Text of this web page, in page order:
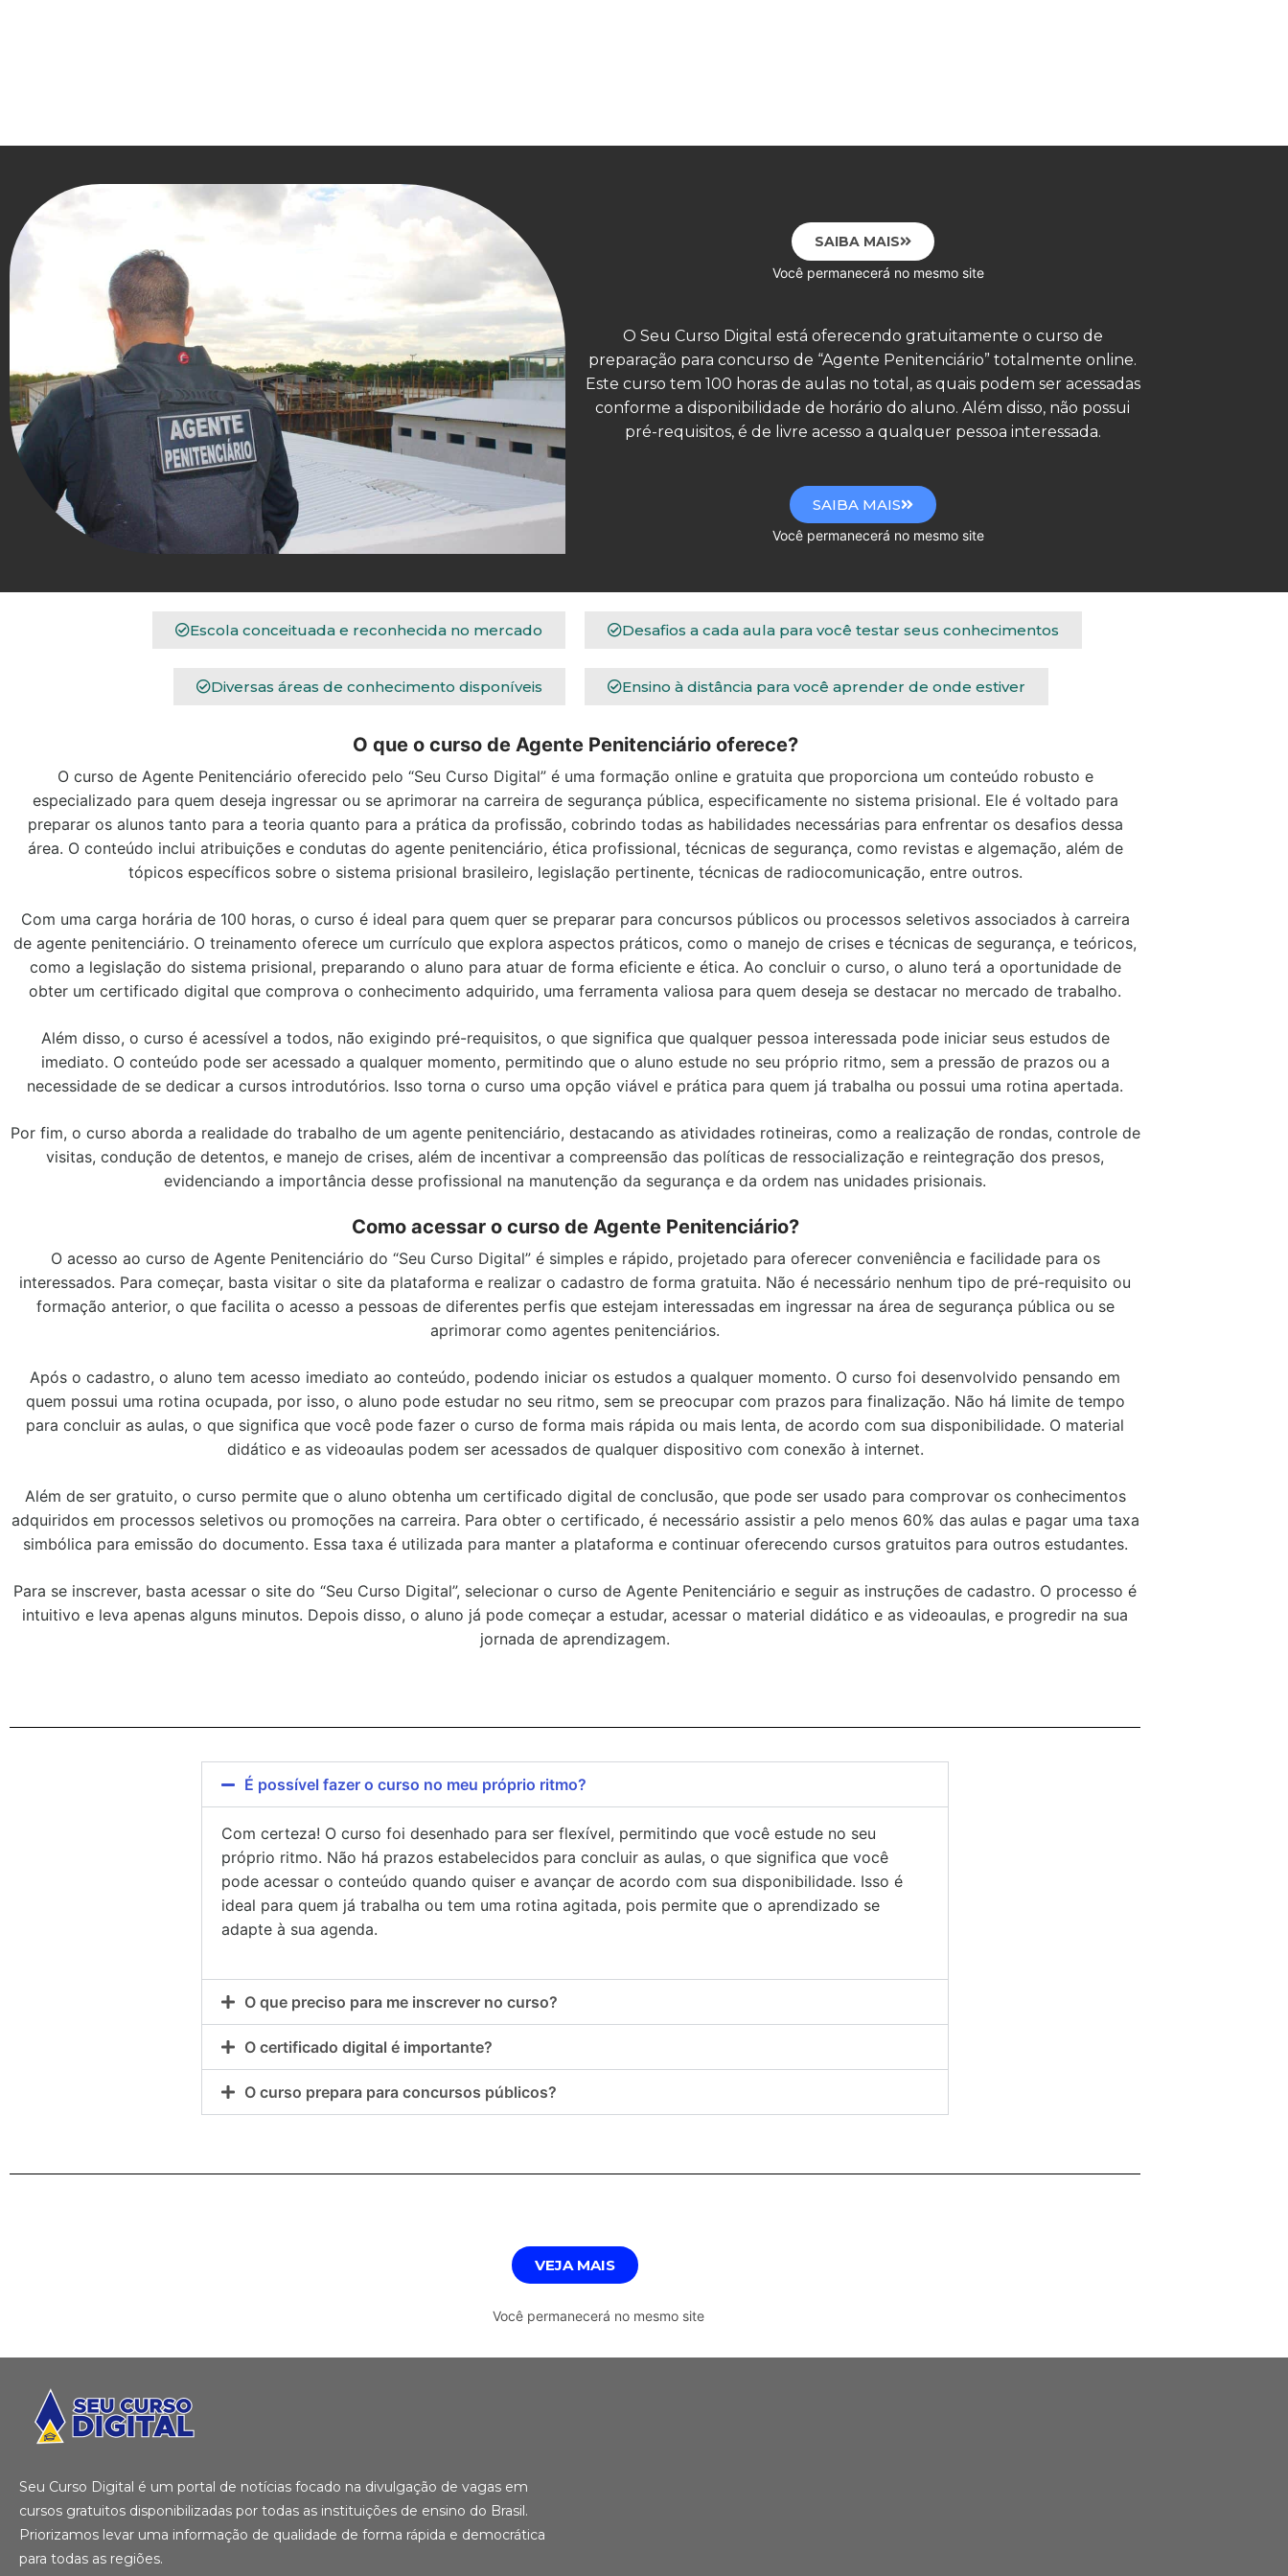
SAIBA MAIS
Você permanecerá no mesmo site
O Seu Curso Digital está oferecendo gratuitamente o curso de
preparação para concurso de “Agente Penitenciário” totalmente online.
Este curso tem 100 horas de aulas no total, as quais podem ser acessadas
conforme a disponibilidade de horário do aluno. Além disso, não possui
pré-requisitos, é de livre acesso a qualquer pessoa interessada.
SAIBA MAIS
Você permanecerá no mesmo site
Escola conceituada e reconhecida no mercado Desafios a cada aula para você testar seus conhecimentos
Diversas áreas de conhecimento disponíveis Ensino à distância para você aprender de onde estiver
O que o curso de Agente Penitenciário oferece?
O curso de Agente Penitenciário oferecido pelo “Seu Curso Digital” é uma formação online e gratuita que proporciona um conteúdo robusto e
especializado para quem deseja ingressar ou se aprimorar na carreira de segurança pública, especificamente no sistema prisional. Ele é voltado para
preparar os alunos tanto para a teoria quanto para a prática da profissão, cobrindo todas as habilidades necessárias para enfrentar os desafios dessa
área. O conteúdo inclui atribuições e condutas do agente penitenciário, ética profissional, técnicas de segurança, como revistas e algemação, além de
tópicos específicos sobre o sistema prisional brasileiro, legislação pertinente, técnicas de radiocomunicação, entre outros.
Com uma carga horária de 100 horas, o curso é ideal para quem quer se preparar para concursos públicos ou processos seletivos associados à carreira
de agente penitenciário. O treinamento oferece um currículo que explora aspectos práticos, como o manejo de crises e técnicas de segurança, e teóricos,
como a legislação do sistema prisional, preparando o aluno para atuar de forma eficiente e ética. Ao concluir o curso, o aluno terá a oportunidade de
obter um certificado digital que comprova o conhecimento adquirido, uma ferramenta valiosa para quem deseja se destacar no mercado de trabalho.
Além disso, o curso é acessível a todos, não exigindo pré-requisitos, o que significa que qualquer pessoa interessada pode iniciar seus estudos de
imediato. O conteúdo pode ser acessado a qualquer momento, permitindo que o aluno estude no seu próprio ritmo, sem a pressão de prazos ou a
necessidade de se dedicar a cursos introdutórios. Isso torna o curso uma opção viável e prática para quem já trabalha ou possui uma rotina apertada.
Por fim, o curso aborda a realidade do trabalho de um agente penitenciário, destacando as atividades rotineiras, como a realização de rondas, controle de
visitas, condução de detentos, e manejo de crises, além de incentivar a compreensão das políticas de ressocialização e reintegração dos presos,
evidenciando a importância desse profissional na manutenção da segurança e da ordem nas unidades prisionais.
Como acessar o curso de Agente Penitenciário?
O acesso ao curso de Agente Penitenciário do “Seu Curso Digital” é simples e rápido, projetado para oferecer conveniência e facilidade para os
interessados. Para começar, basta visitar o site da plataforma e realizar o cadastro de forma gratuita. Não é necessário nenhum tipo de pré-requisito ou
formação anterior, o que facilita o acesso a pessoas de diferentes perfis que estejam interessadas em ingressar na área de segurança pública ou se
aprimorar como agentes penitenciários.
Após o cadastro, o aluno tem acesso imediato ao conteúdo, podendo iniciar os estudos a qualquer momento. O curso foi desenvolvido pensando em
quem possui uma rotina ocupada, por isso, o aluno pode estudar no seu ritmo, sem se preocupar com prazos para finalização. Não há limite de tempo
para concluir as aulas, o que significa que você pode fazer o curso de forma mais rápida ou mais lenta, de acordo com sua disponibilidade. O material
didático e as videoaulas podem ser acessados de qualquer dispositivo com conexão à internet.
Além de ser gratuito, o curso permite que o aluno obtenha um certificado digital de conclusão, que pode ser usado para comprovar os conhecimentos
adquiridos em processos seletivos ou promoções na carreira. Para obter o certificado, é necessário assistir a pelo menos 60% das aulas e pagar uma taxa
simbólica para emissão do documento. Essa taxa é utilizada para manter a plataforma e continuar oferecendo cursos gratuitos para outros estudantes.
Para se inscrever, basta acessar o site do “Seu Curso Digital”, selecionar o curso de Agente Penitenciário e seguir as instruções de cadastro. O processo é
intuitivo e leva apenas alguns minutos. Depois disso, o aluno já pode começar a estudar, acessar o material didático e as videoaulas, e progredir na sua
jornada de aprendizagem.
É possível fazer o curso no meu próprio ritmo?
Com certeza! O curso foi desenhado para ser flexível, permitindo que você estude no seu
próprio ritmo. Não há prazos estabelecidos para concluir as aulas, o que significa que você
pode acessar o conteúdo quando quiser e avançar de acordo com sua disponibilidade. Isso é
ideal para quem já trabalha ou tem uma rotina agitada, pois permite que o aprendizado se
adapte à sua agenda.
O que preciso para me inscrever no curso?
O certificado digital é importante?
O curso prepara para concursos públicos?
VEJA MAIS
Você permanecerá no mesmo site
Seu Curso Digital é um portal de notícias focado na divulgação de vagas em
cursos gratuitos disponibilizadas por todas as instituições de ensino do Brasil.
Priorizamos levar uma informação de qualidade de forma rápida e democrática
para todas as regiões.